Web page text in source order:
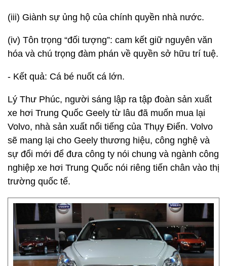
(iii) Giành sự ủng hộ của chính quyền nhà nước.
(iv) Tôn trọng “đối tượng”: cam kết giữ nguyên văn
hóa và chú trọng đàm phán về quyền sở hữu trí tuệ.
- Kết quả: Cá bé nuốt cá lớn.
Lý Thư Phúc, người sáng lập ra tập đoàn sản xuất
xe hơi Trung Quốc Geely từ lâu đã muốn mua lại
Volvo, nhà sản xuất nổi tiếng của Thụy Điển. Volvo
sẽ mang lại cho Geely thương hiệu, công nghệ và
sự đổi mới để đưa công ty nói chung và ngành công
nghiệp xe hơi Trung Quốc nói riêng tiến chân vào thị
trường quốc tế.